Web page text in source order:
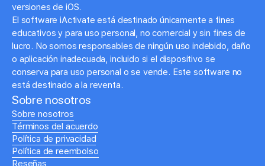
versiones de iOS.
El software iActivate está destinado únicamente a fines
educativos y para uso personal, no comercial y sin fines de
lucro. No somos responsables de ningún uso indebido, daño
o aplicación inadecuada, incluido si el dispositivo se
conserva para uso personal o se vende. Este software no
está destinado a la reventa.
Sobre nosotros
Sobre nosotros
Términos del acuerdo
Política de privacidad
Política de reembolso
Reseñas